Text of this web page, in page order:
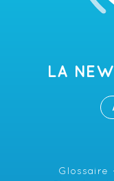
LA
Glossaire